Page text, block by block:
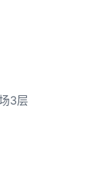
3层